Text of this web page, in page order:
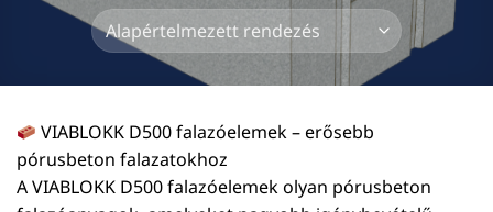
VIABLOKK D500 falazóelemek – erősebb
pórusbeton falazatokhoz
A VIABLOKK D500 falazóelemek olyan pórusbeton